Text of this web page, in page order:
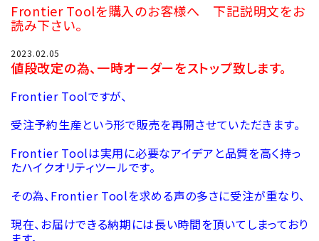
Frontier Toolを購入のお客様へ 下記説明文をお
読み下さい。
2023.02.05
値段改定の為、一時オーダーをストップ致します。
Frontier Toolですが、
受注予約生産という形で販売を再開させていただきます。
Frontier Toolは実用に必要なアイデアと品質を高く持っ
たハイクオリティツールです。
その為、Frontier Toolを求める声の多さに受注が重なり、
現在、お届けできる納期には長い時間を頂いてしまっており